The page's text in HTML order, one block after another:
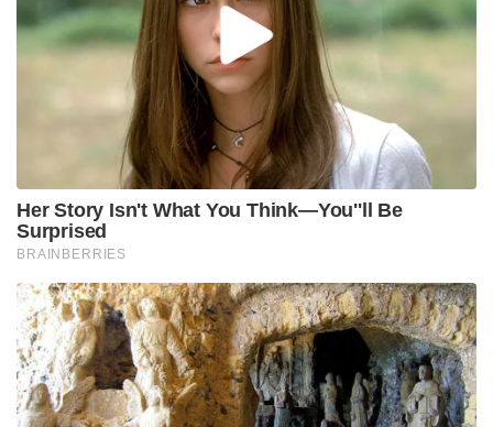
സുരേഷ് ഗോപി മാപ്പ് പറയണമെന്ന് ആവശ്യപ്പെട്ട്
പത്രപ്രവർത്തക യൂണിയൻ പ്രസ്താവന ഇറക്കിയതും
പ്രചാരവേലക്കാർ ആയുധമാക്കി. ഇതും
സമൂഹമാദ്ധ്യമങ്ങളിൽ വ്യാപകമായി
പ്രചരിപ്പിക്കുന്നുണ്ട്. പത്രപ്രവർത്തക യൂണിയനിലെ
കടുത്ത ഇടത് അനുകൂലികളാണ് വിവാദത്തിന്
പിന്നിലെന്ന വിമർശനവും ശക്തമാണ്. സുരേഷ്
ഗോപിക്കെതിരെ വനിതാ കമ്മീഷനിൽ പരാതി
നൽകുമെന്നും യൂണിയൻ വാർത്താക്കുറിപ്പിൽ
അറിയിച്ചിട്ടുണ്ട്.
സിനിമയിലും പൊതുജീവിതത്തിലും ഇത്തരം
യാതൊരു ആരോപണവും ഇതുവരെ
ഉയർന്നുവന്നിട്ടില്ലാത്ത വ്യക്തിത്വമാണ് സുരേഷ്
ഗോപിയുടേത്. അതാണ് ആരോപണത്തിന് പിന്നിലെ